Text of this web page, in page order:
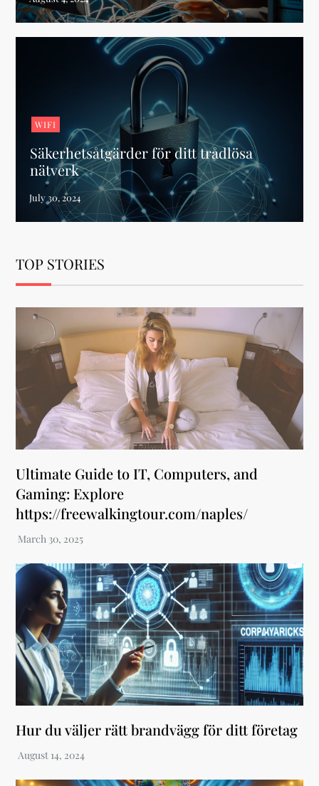
WIFI
Säkerhetsåtgärder för ditt trådlösa
nätverk
TOP STORIES
Ultimate Guide to IT, Computers, and
Gaming: Explore
https://freewalkingtour.com/naples/
Hur du väljer rätt brandvägg för ditt företag